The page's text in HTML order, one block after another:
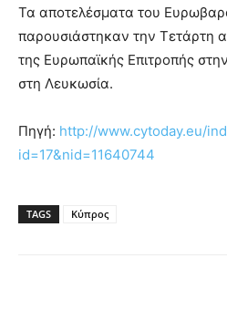
Τα αποτελέσματα του
παρουσιάστηκαν την Τετάρτη
της Ευρωπαϊκής Επιτροπής
στη Λευκωσία.
Πηγή: http://www.cytoday.eu/
id=17&nid=11640744
TAGS Κύπρος